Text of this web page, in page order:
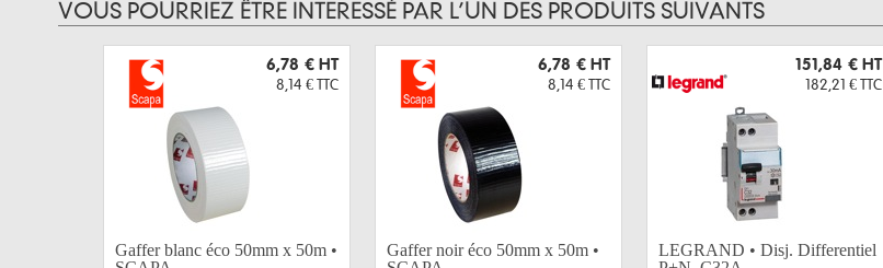
VOUS POURRIEZ ÊTRE INTERESSÉ PAR L’UN DES PRODUITS SUIVANTS
6,78 € HT
8,14 € TTC
Gaffer blanc éco 50mm x 50m •
6,78 € HT
8,14 € TTC
Gaffer noir éco 50mm x 50m •
151,84 € HT
182,21 € TTC
LEGRAND • Disj. Differentiel